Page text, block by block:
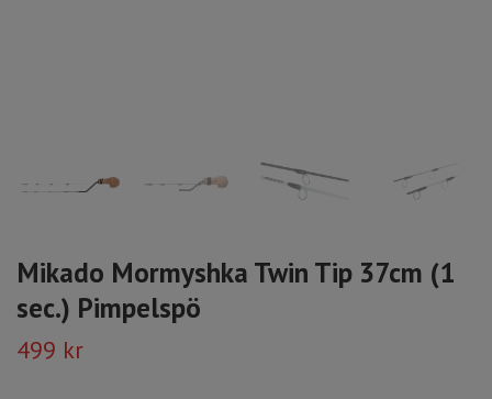
Mikado Mormyshka Twin Tip 37cm (1
sec.) Pimpelspö
499 kr